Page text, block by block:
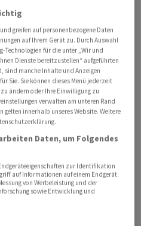
eine Beistandsklausel
Länder angegriffen
Bestrebungen für eine
unabhängigere
den Rest Europas
Pfeiler der Nato
die militärische
42.7) klarer formuliert
5 des Nato-Vertrags.
die Mitgliedstaaten deutlich
Artikel 5 der Nato den
wie sie im Ernstfall
greifen auf personenbezogene Daten
auf Ihrem Gerät zu. Durch Auswahl
Technologien für die unter „Wir und
Dienste bereitzustellen“ aufgeführten
sind manche Inhalte und Anzeigen
Sie. Sie können dieses Menü jederzeit
ändern oder Ihre Einwilligung zu
verwalten am unteren Rand
gelten innerhalb unseres Website. Weitere
Daten, um Folgendes
zur Identifikation
auf Informationen auf einem Endgerät.
von Werbeleistung und der
sowie Entwicklung und